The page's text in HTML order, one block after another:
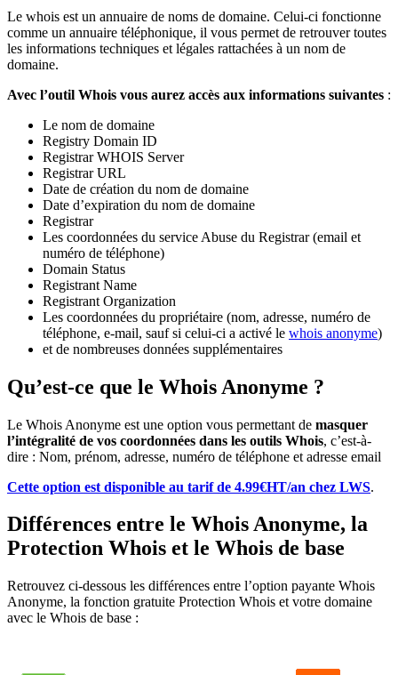
Le whois est un annuaire de noms de domaine. Celui-ci fonctionne
comme un annuaire téléphonique, il vous permet de retrouver toutes
les informations techniques et légales rattachées à un nom de
domaine.
Avec l’outil Whois vous aurez accès aux informations suivantes :
Le nom de domaine
Registry Domain ID
Registrar WHOIS Server
Registrar URL
Date de création du nom de domaine
Date d’expiration du nom de domaine
Registrar
Les coordonnées du service Abuse du Registrar (email et
numéro de téléphone)
Domain Status
Registrant Name
Registrant Organization
Les coordonnées du propriétaire (nom, adresse, numéro de
téléphone, e-mail, sauf si celui-ci a activé le whois anonyme)
et de nombreuses données supplémentaires
Qu’est-ce que le Whois Anonyme ?
Le Whois Anonyme est une option vous permettant de masquer
l’intégralité de vos coordonnées dans les outils Whois, c’est-à-
dire : Nom, prénom, adresse, numéro de téléphone et adresse email
Cette option est disponible au tarif de 4.99€HT/an chez LWS.
Différences entre le Whois Anonyme, la
Protection Whois et le Whois de base
Retrouvez ci-dessous les différences entre l’option payante Whois
Anonyme, la fonction gratuite Protection Whois et votre domaine
avec le Whois de base :